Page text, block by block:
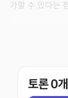
가할 수 있다는
토론0개